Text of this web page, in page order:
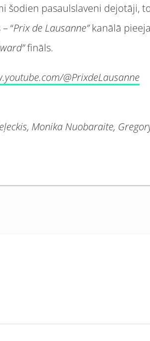
šodien pasaulslaveni dejotāji,
“Prix de Lausanne”kanālā
fināls.
@PrixdeLausanne
Monika Nuobaraite,